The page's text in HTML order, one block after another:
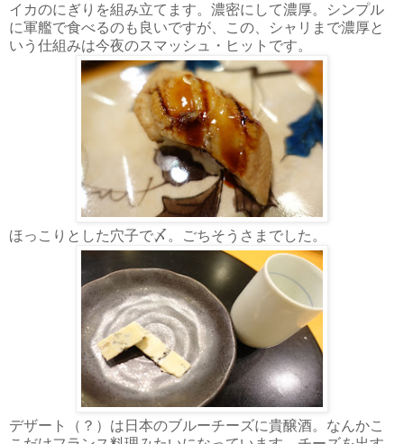
イカのにぎりを組み立てます。濃密にして濃厚。シンプル
に軍艦で食べるのも良いですが、この、シャリまで濃厚と
いう仕組みは今夜のスマッシュ・ヒットです。
ほっこりとした穴子で〆。ごちそうさまでした。
デザート（？）は日本のブルーチーズに貴醸酒。なんかこ